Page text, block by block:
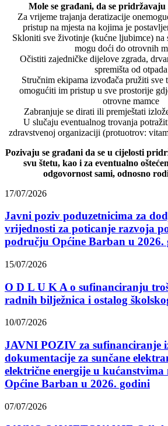
Mole se građani, da se
Za vrijeme trajanja deratizacije
pristup na mjesta na kojima je
Skloniti sve životinje (kućne ljubimce) na
mogu doći do otrovnih
Očistiti zajedničke dijelove zgrada,
spremišta od otpada
Stručnim ekipama izvođača pružiti sve
omogućiti im pristup u sve prostorije
otrovne mamce
Zabranjuje se dirati ili premještati
U slučaju eventualnog trovanja
zdravstvenoj organizaciji (protuotrov:
Pozivaju se građani da se u cijelosti
svu štetu, kao i za eventualno
odgovornost sami, odnosno
17/07/2026
Javni poziv poduzetnicima za
vrijednosti za poticanje razvoja
području Općine Barban u 2026.
15/07/2026
O D L U K A o sufinanciranju
radnih bilježnica i ostalog
10/07/2026
JAVNI POZIV za sufinanciranje
dokumentacije za sunčane
električne energije u
Općine Barban u 2026. godini
07/07/2026